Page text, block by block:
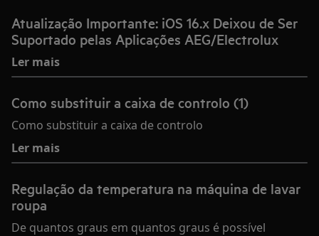
Atualização Importante: iOS 16.x Deixou de Ser
Suportado pelas Aplicações AEG/Electrolux
Ler mais
Como substituir a caixa de controlo (1)
Como substituir a caixa de controlo
Ler mais
Regulação da temperatura na máquina de lavar
roupa
De quantos graus em quantos graus é possível